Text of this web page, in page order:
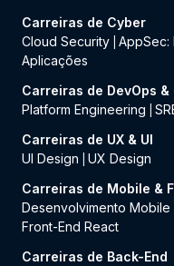
Carreiras de Cyber
Cloud Security AppSec:
Aplicações
Carreiras de DevOps &
Platform Engineering
Carreiras de UX & UI
UI Design
UX Design
Carreiras de Mobile &
Desenvolvimento Mobile
Front-End React
Carreiras de Back-End